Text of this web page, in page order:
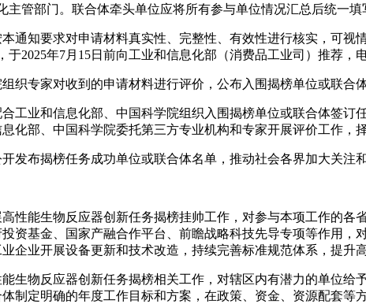
管部门。联合体牵头单位应将所有参与单位情况汇总后统一填
通知要求对申请材料真实性、完整性、有效性进行核实，可
2025年7月15日前向工业和信息化部（消费品工业司）推荐，
织专家对收到的申请材料进行评价，公布入围揭榜单位或联合
工业和信息化部、中国科学院组织入围揭榜单位或联合体签
化部、中国科学院委托第三方专业机构和专家开展评价工作，
发布揭榜任务成功单位或联合体名单，推动社会各界加大关注
性能生物反应器创新任务揭榜挂帅工作，对参与本项工作的
资基金、国家产融合作平台、前瞻战略科技先导专项等作用
企业开展设备更新和技术改造，持续完善标准规范体系，提升
生物反应器创新任务揭榜相关工作，对辖区内有潜力的单位给
制定明确的年度工作目标和方案，在政策、资金、资源配套等